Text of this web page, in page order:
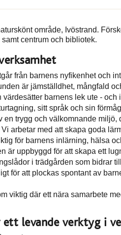
område, Ivöstrand.
centrum och bibliotek.
från barnens nyfikenhet och
är jämställdhet, mångfald
barnens lek ute -
sitt språk och sin
en trygg och välkomnande miljö,
arbetar med att skapa goda
för barnens inlärning, hälsa
är uppbyggd för att skapa ett
i trädgården som bidrar
för att plockas spontant av
viktig där ett nära samarbete
ett levande verktyg i